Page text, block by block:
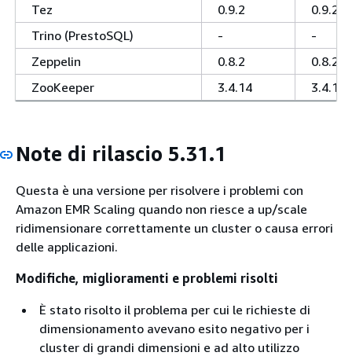
Tez
0.9.2
0.9.2
Trino (PrestoSQL)
-
-
Zeppelin
0.8.2
0.8.2
ZooKeeper
3.4.14 3.4.14
Note di rilascio 5.31.1
Questa è una versione per risolvere i problemi con
Amazon EMR Scaling quando non riesce a up/scale
ridimensionare correttamente un cluster o causa errori
delle applicazioni.
Modifiche, miglioramenti e problemi risolti
È stato risolto il problema per cui le richieste di
dimensionamento avevano esito negativo per i
cluster di grandi dimensioni e ad alto utilizzo